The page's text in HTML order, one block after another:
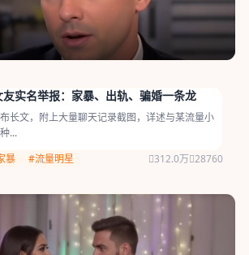
实名举报：家暴、出轨、骗婚一条龙
长文，附上大量聊天记录截图，详述与某流量小
...
暴
#流量明星 312.0万 28760